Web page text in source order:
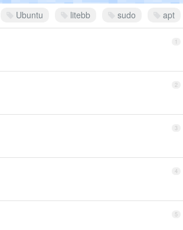
Ubuntu litebb sudo apt
1
2
3
4
5